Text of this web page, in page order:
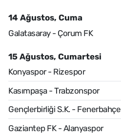
14 Ağustos, Cuma
Galatasaray - Çorum FK
15 Ağustos, Cumartesi
Konyaspor - Rizespor
Kasımpaşa - Trabzonspor
Gençlerbirliği S.K. - Fenerbahçe
Gaziantep FK - Alanyaspor